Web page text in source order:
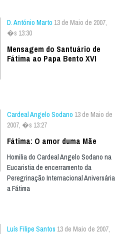
D. António Marto 13 de Maio de 2007,
�s 13:30
Mensagem do Santuário de
Fátima ao Papa Bento XVI
Cardeal Angelo Sodano 13 de Maio de
2007, �s 13:27
Fátima: O amor duma Mãe
Homilia do Cardeal Angelo Sodano na
Eucaristia de encerramento da
Peregrinação Internacional Aniversária
a Fátima
Luís Filipe Santos 13 de Maio de 2007,